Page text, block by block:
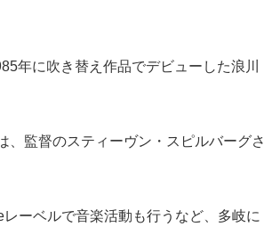
年に吹き替え作品でデビューした浪川
、監督のスティーヴン・スピルバーグさ
ーベルで音楽活動も行うなど、多岐に